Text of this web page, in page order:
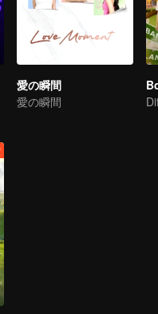
愛の瞬間
愛の瞬間